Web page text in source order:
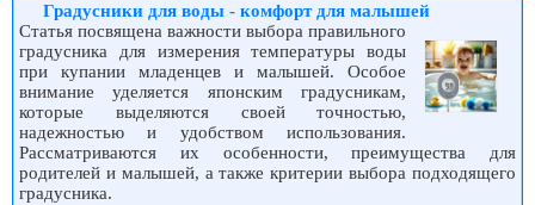
Градусники для воды - комфорт для малышей
Статья посвящена важности выбора правильного
градусника для измерения температуры воды
при купании младенцев и малышей. Особое
внимание уделяется японским градусникам,
которые выделяются своей точностью,
надежностью и удобством использования.
Рассматриваются их особенности, преимущества для
родителей и малышей, а также критерии выбора подходящего
градусника.